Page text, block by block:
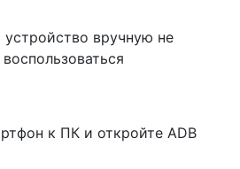
устройство вручную не
к ПК и откройте ADB